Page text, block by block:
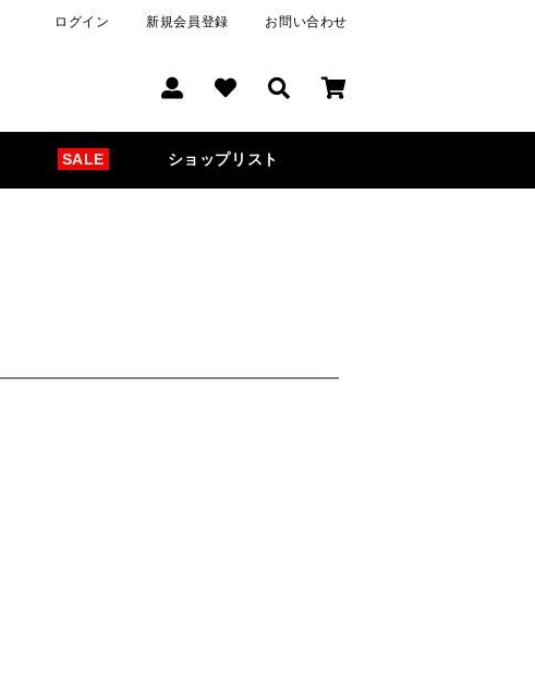
ログイン 新規会員登録 お問い合わせ
SALE ショップリスト